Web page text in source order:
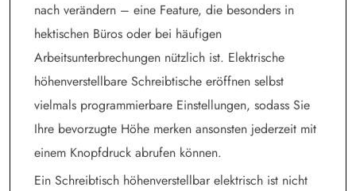
nach verändern – eine Feature, die besonders in
hektischen Büros oder bei häufigen
Arbeitsunterbrechungen nützlich ist. Elektrische
höhenverstellbare Schreibtische eröffnen selbst
vielmals programmierbare Einstellungen, sodass Sie
Ihre bevorzugte Höhe merken ansonsten jederzeit mit
einem Knopfdruck abrufen können.
Ein Schreibtisch höhenverstellbar elektrisch ist nicht